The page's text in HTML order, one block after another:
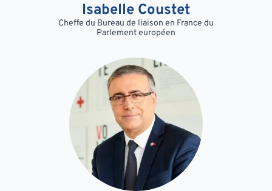
Isabelle Coustet
Cheffe du Bureau de liaison en France du
Parlement européen